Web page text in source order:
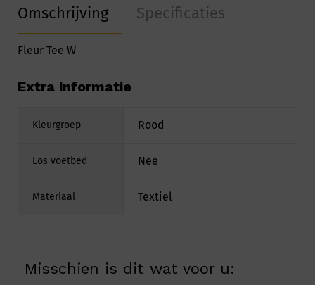
Omschrijving Specificaties
Fleur Tee W
Extra informatie
Kleurgroep Rood
Los voetbed Nee
Materiaal Textiel
Misschien is dit wat voor u: